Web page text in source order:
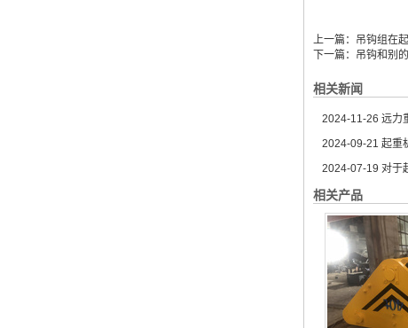
上一篇： 吊钩组在
下一篇： 吊钩和别
相关新闻
2024-11-26 远力
2024-09-21 起重
2024-07-19 对于
相关产品